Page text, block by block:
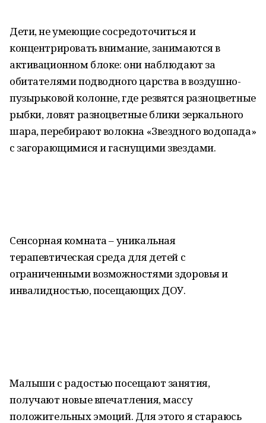
Дети, не умеющие сосредоточиться и
концентрировать внимание, занимаются в
активационном блоке: они наблюдают за
обитателями подводного царства в воздушно-
пузырьковой колонне, где резвятся разноцветные
рыбки, ловят разноцветные блики зеркального
шара, перебирают волокна «Звездного водопада»
с загорающимися и гаснущими звездами.
Сенсорная комната – уникальная
терапевтическая среда для детей с
ограниченными возможностями здоровья и
инвалидностью, посещающих ДОУ.
Малыши с радостью посещают занятия,
получают новые впечатления, массу
положительных эмоций. Для этого я стараюсь